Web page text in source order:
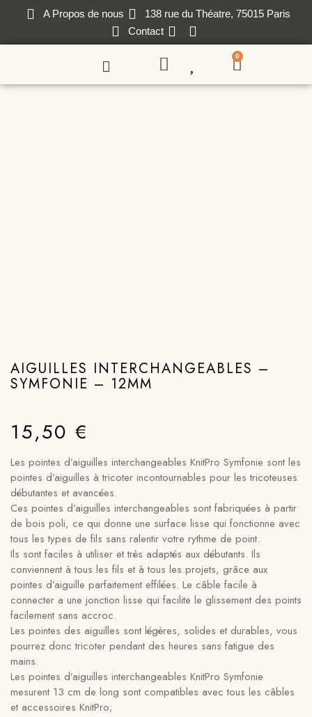
A Propos de nous
138 rue du Théatre, 75015 Paris
Contact
0
AIGUILLES INTERCHANGEABLES –
SYMFONIE – 12MM
15,50 €
Les pointes d’aiguilles interchangeables KnitPro Symfonie sont les
pointes d’aiguilles à tricoter incontournables pour les tricoteuses
débutantes et avancées.
Ces pointes d’aiguilles interchangeables sont fabriquées à partir
de bois poli, ce qui donne une surface lisse qui fonctionne avec
tous les types de fils sans ralentir votre rythme de point.
Ils sont faciles à utiliser et très adaptés aux débutants. Ils
conviennent à tous les fils et à tous les projets, grâce aux
pointes d’aiguille parfaitement effilées. Le câble facile à
connecter a une jonction lisse qui facilite le glissement des points
facilement sans accroc.
Les pointes des aiguilles sont légères, solides et durables, vous
pourrez donc tricoter pendant des heures sans fatigue des
mains.
Les pointes d’aiguilles interchangeables KnitPro Symfonie
mesurent 13 cm de long sont compatibles avec tous les câbles
et accessoires KnitPro;